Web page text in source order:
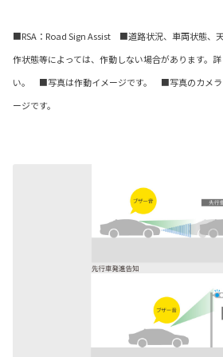
■RSA：Road Sign Assist ■道路状況、車両状態、
作状態等によっては、作動しない場合があります。
い。 ■写真は作動イメージです。 ■写真のカメラ
ージです。